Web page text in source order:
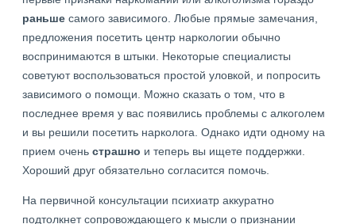
раньше самого зависимого. Любые прямые замечания,
предложения посетить центр наркологии обычно
воспринимаются в штыки. Некоторые специалисты
советуют воспользоваться простой уловкой, и попросить
зависимого о помощи. Можно сказать о том, что в
последнее время у вас появились проблемы с алкоголем
и вы решили посетить нарколога. Однако идти одному на
прием очень страшно и теперь вы ищете поддержки.
Хороший друг обязательно согласится помочь.
На первичной консультации психиатр аккуратно
подтолкнет сопровождающего к мысли о признании